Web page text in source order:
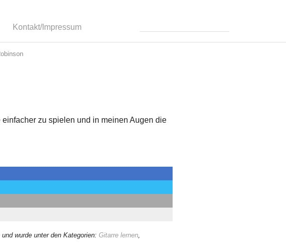
Kontakt/Impressum
zu spielen und in meinen Augen die
wurde unter den Kategorien: Gitarre lernen,